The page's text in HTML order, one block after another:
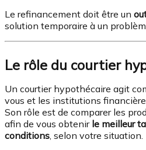
Le refinancement doit être un
solution temporaire à un
Le rôle du courtier
Un courtier hypothécaire agit
vous et les institutions
Son rôle est de comparer les
afin de vous obtenir le meilleur
conditions, selon votre situation.